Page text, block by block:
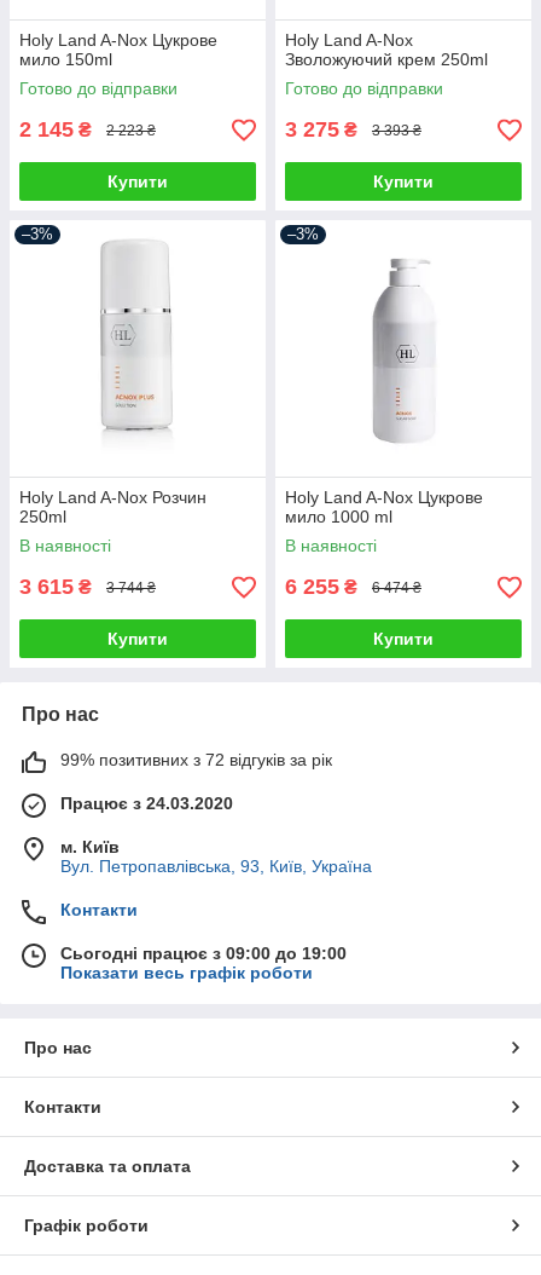
Holy Land A-Nox Цукрове
мило 150ml
Готово до відправки
2 145 ₴ 2 223 ₴
Купити
Holy Land A-Nox
Зволожуючий крем 250ml
Готово до відправки
3 275 ₴ 3 393 ₴
Купити
–3%
Holy Land A-Nox Розчин
250ml
В наявності
3 615 ₴ 3 744 ₴
Купити
–3%
Holy Land A-Nox Цукрове
мило 1000 ml
В наявності
6 255 ₴ 6 474 ₴
Купити
Про нас
99% позитивних з 72 відгуків за рік
Працює з 24.03.2020
м. Київ
Вул. Петропавлівська, 93, Київ, Україна
Контакти
Сьогодні працює з 09:00 до 19:00
Показати весь графік роботи
Про нас
Контакти
Доставка та оплата
Графік роботи